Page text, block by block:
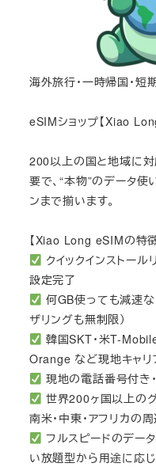
海外旅行・一時帰国・短
eSIMショップ【Xiao
200以上の国と地域に対
要で、“本物”のデータ
ンまで揃います。
【Xiao Long eSIMの特徴
クイックインストー
設定完了
何GB使っても減速な
ザリングも無制限）
韓国SKT・米T-
Orange など現地キャリ
現地の電話番号付き
世界200ヶ国以上のグ
南米・中東・アフリカの
フルスピードのデー
い放題型から用途に応